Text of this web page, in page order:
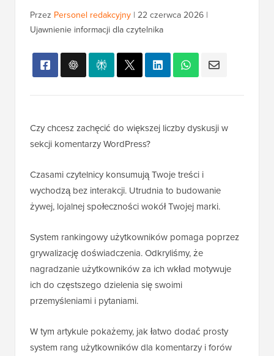
Przez Personel redakcyjny | 22 czerwca 2026 |
Ujawnienie informacji dla czytelnika
Czy chcesz zachęcić do większej liczby dyskusji w
sekcji komentarzy WordPress?
Czasami czytelnicy konsumują Twoje treści i
wychodzą bez interakcji. Utrudnia to budowanie
żywej, lojalnej społeczności wokół Twojej marki.
System rankingowy użytkowników pomaga poprzez
grywalizację doświadczenia. Odkryliśmy, że
nagradzanie użytkowników za ich wkład motywuje
ich do częstszego dzielenia się swoimi
przemyśleniami i pytaniami.
W tym artykule pokażemy, jak łatwo dodać prosty
system rang użytkowników dla komentarzy i forów